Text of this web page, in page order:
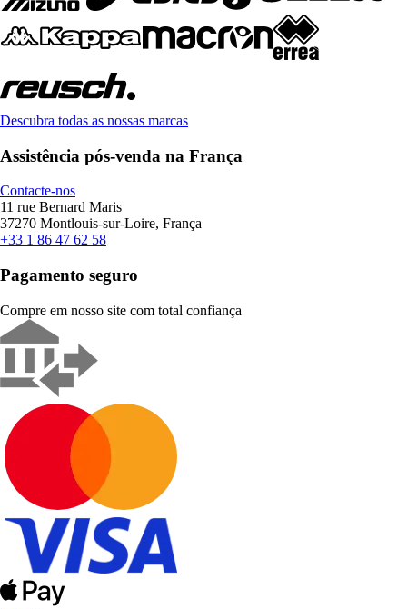
Descubra todas as nossas marcas
Assistência pós-venda na França
Contacte-nos
11 rue Bernard Maris
37270 Montlouis-sur-Loire, França
+33 1 86 47 62 58
Pagamento seguro
Compre em nosso site com total confiança